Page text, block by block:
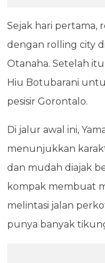
Sejak hari pertama,
dengan rolling city
Otanaha. Setelah
Hiu Botubarani
pesisir Gorontalo.
Di jalur awal ini,
menunjukkan
dan mudah diajak
kompak membuat
melintasi jalan
punya banyak